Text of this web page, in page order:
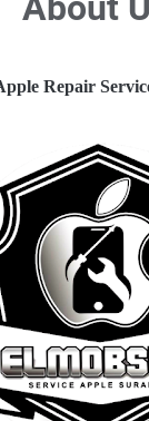
Repair